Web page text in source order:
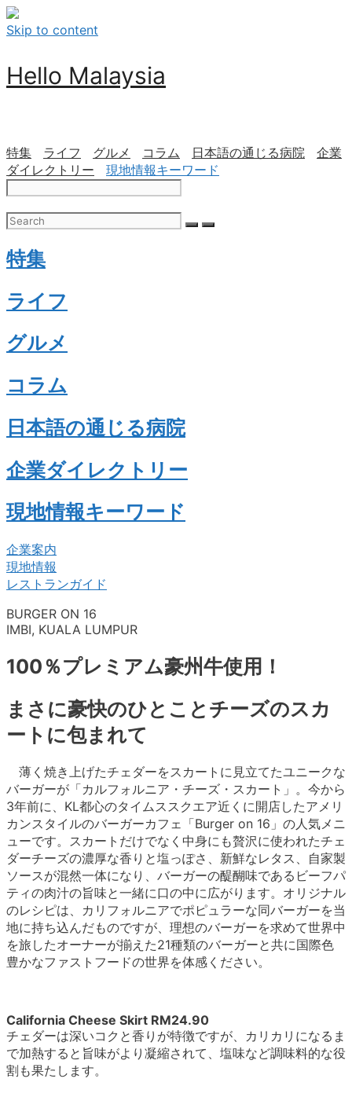
Skip to content
Hello Malaysia
特集 ライフ グルメ コラム 日本語の通じる病院
企業
ダイレクトリー
現地情報キーワード
特集
ライフ
グルメ
コラム
日本語の通じる病院
企業ダイレクトリー
現地情報キーワード
企業案内
現地情報
レストランガイド
BURGER ON 16
IMBI, KUALA LUMPUR
100％プレミアム豪州牛使用！
まさに豪快のひとことチーズのスカ
ートに包まれて
薄く焼き上げたチェダーをスカートに見立てたユニークな
バーガーが「カルフォルニア・チーズ・スカート」。今から
3年前に、KL都心のタイムススクエア近くに開店したアメリ
カンスタイルのバーガーカフェ「Burger on 16」の人気メニ
ューです。スカートだけでなく中身にも贅沢に使われたチェ
ダーチーズの濃厚な香りと塩っぽさ、新鮮なレタス、自家製
ソースが混然一体になり、バーガーの醍醐味であるビーフパ
ティの肉汁の旨味と一緒に口の中に広がります。オリジナル
のレシピは、カリフォルニアでポピュラーな同バーガーを当
地に持ち込んだものですが、理想のバーガーを求めて世界中
を旅したオーナーが揃えた21種類のバーガーと共に国際色
豊かなファストフードの世界を体感ください。
California Cheese Skirt RM24.90
チェダーは深いコクと香りが特徴ですが、カリカリになるま
で加熱すると旨味がより凝縮されて、塩味など調味料的な役
割も果たします。